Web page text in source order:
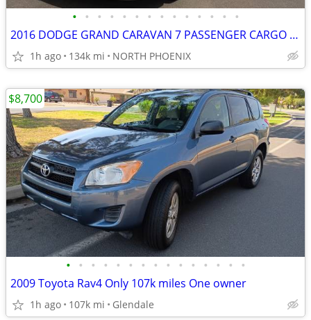
• • • • • • • • • • • • • •
2016 DODGE GRAND CARAVAN 7 PASSENGER CARGO VAN WORK TRUCK
1h ago 134k mi NORTH PHOENIX
• • • • • • • • • • • • • • •
2009 Toyota Rav4 Only 107k miles One owner
1h ago 107k mi Glendale
$8,700